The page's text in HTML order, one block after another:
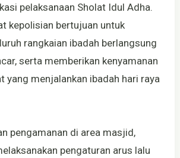
pelaksanaan Sholat Idul Adha.
kepolisian bertujuan untuk
rangkaian ibadah berlangsung
serta memberikan kenyamanan
yang menjalankan ibadah hari raya
pengamanan di area masjid,
pengaturan arus lalu